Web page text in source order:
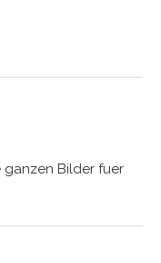
ganzen Bilder fuer